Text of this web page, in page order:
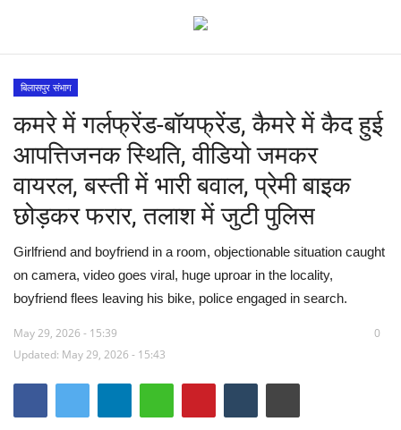
विश्व
देश
मध्य प्रदेश
विदेश
मुख्य समाचार
छत्तीसगढ़
बिलासपुर संभाग
कमरे में गर्लफ्रेंड-बॉयफ्रेंड, कैमरे में कैद हुई
आपत्तिजनक स्थिति, वीडियो जमकर
वायरल, बस्ती में भारी बवाल, प्रेमी बाइक
छोड़कर फरार, तलाश में जुटी पुलिस
Girlfriend and boyfriend in a room, objectionable situation caught
on camera, video goes viral, huge uproar in the locality,
boyfriend flees leaving his bike, police engaged in search.
May 29, 2026 - 15:39
Updated: May 29, 2026 - 15:43
0